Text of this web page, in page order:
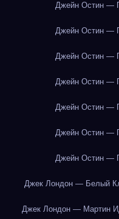
Джейн Остин —
Джейн Остин —
Джейн Остин —
Джейн Остин —
Джейн Остин —
Джейн Остин —
Джейн Остин —
Джек Лондон — Белый
Джек Лондон — Мартин